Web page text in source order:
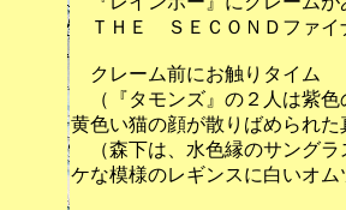
ＴＨＥ ＳＥＣＯＮＤファイ
クレーム前にお触りタイム
（『タモンズ』の２人は紫色
黄色い猫の顔が散りばめられ
（森下は、水色縁のサングラ
ケな模様のレギンスに白いオ